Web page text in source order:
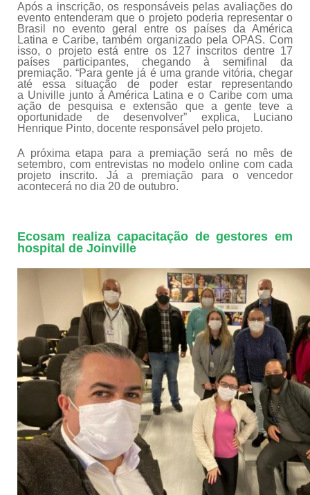
Após a inscrição, os responsáveis pelas avaliações do
evento entenderam que o projeto poderia representar o
Brasil no evento geral entre os países da América
Latina e Caribe, também organizado pela OPAS. Com
isso, o projeto está entre os 127 inscritos dentre 17
países participantes, chegando à semifinal da
premiação. “Para gente já é uma grande vitória, chegar
até essa situação de poder estar representando
a Univille junto à América Latina e o Caribe com uma
ação de pesquisa e extensão que a gente teve a
oportunidade de desenvolver” explica, Luciano
Henrique Pinto, docente responsável pelo projeto.
A próxima etapa para a premiação será no mês de
setembro, com entrevistas no modelo online com cada
projeto inscrito. Já a premiação para o vencedor
acontecerá no dia 20 de outubro.
Ecosam realiza capacitação de gestores em
hospital de Joinville